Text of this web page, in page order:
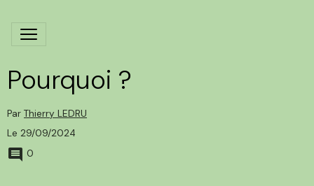
Pourquoi ?
Par Thierry LEDRU
Le 29/09/2024
0